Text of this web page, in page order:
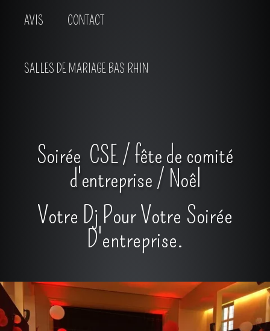
AVIS CONTACT
SALLES DE MARIAGE BAS RHIN
Soirée CSE / fête de comité
d'entreprise / Noêl
Votre Dj Pour Votre Soirée
D'entreprise.